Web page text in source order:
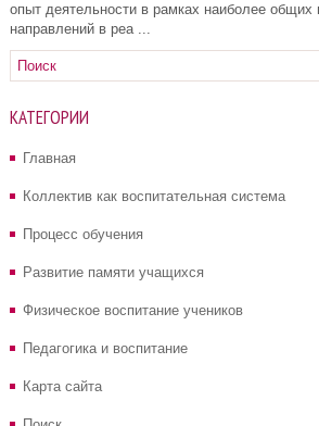
опыт деятельности в рамках наиболее
направлений в реа ...
КАТЕГОРИИ
Главная
Коллектив как воспитательная система
Процесс обучения
Развитие памяти учащихся
Физическое воспитание учеников
Педагогика и воспитание
Карта сайта